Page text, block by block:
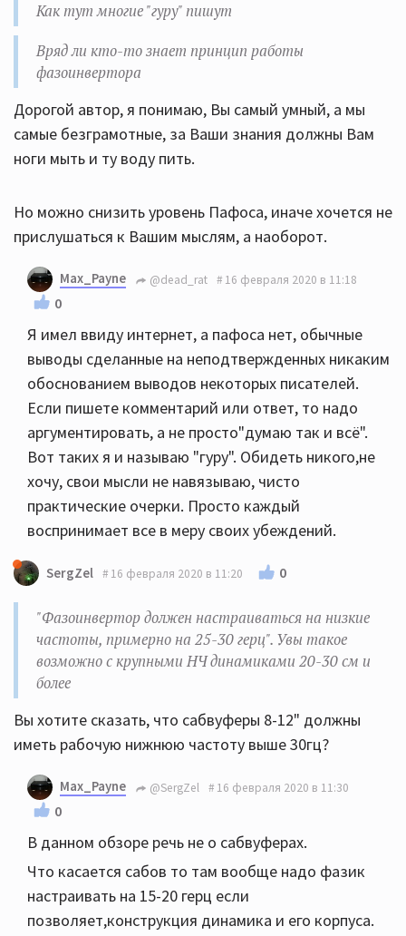
Как тут многие "гуру" пишут
Вряд ли кто-то знает принцип работы
фазоинвертора
Дорогой автор, я понимаю, Вы самый умный, а мы
самые безграмотные, за Ваши знания должны Вам
ноги мыть и ту воду пить.
Но можно снизить уровень Пафоса, иначе хочется не
прислушаться к Вашим мыслям, а наоборот.
Max_Payne @dead_rat 16 февраля 2020 в 11:18
0
Я имел ввиду интернет, а пафоса нет, обычные
выводы сделанные на неподтвержденных никаким
обоснованием выводов некоторых писателей.
Если пишете комментарий или ответ, то надо
аргументировать, а не просто"думаю так и всё".
Вот таких я и называю "гуру". Обидеть никого,не
хочу, свои мысли не навязываю, чисто
практические очерки. Просто каждый
воспринимает все в меру своих убеждений.
SergZel 16 февраля 2020 в 11:20 0
"Фазоинвертор должен настраиваться на низкие
частоты, примерно на 25-30 герц". Увы такое
возможно с крупными НЧ динамиками 20-30 см и
более
Вы хотите сказать, что сабвуферы 8-12" должны
иметь рабочую нижнюю частоту выше 30гц?
Max_Payne @SergZel 16 февраля 2020 в 11:30
0
В данном обзоре речь не о сабвуферах.
Что касается сабов то там вообще надо фазик
настраивать на 15-20 герц если
позволяет,конструкция динамика и его корпуса.